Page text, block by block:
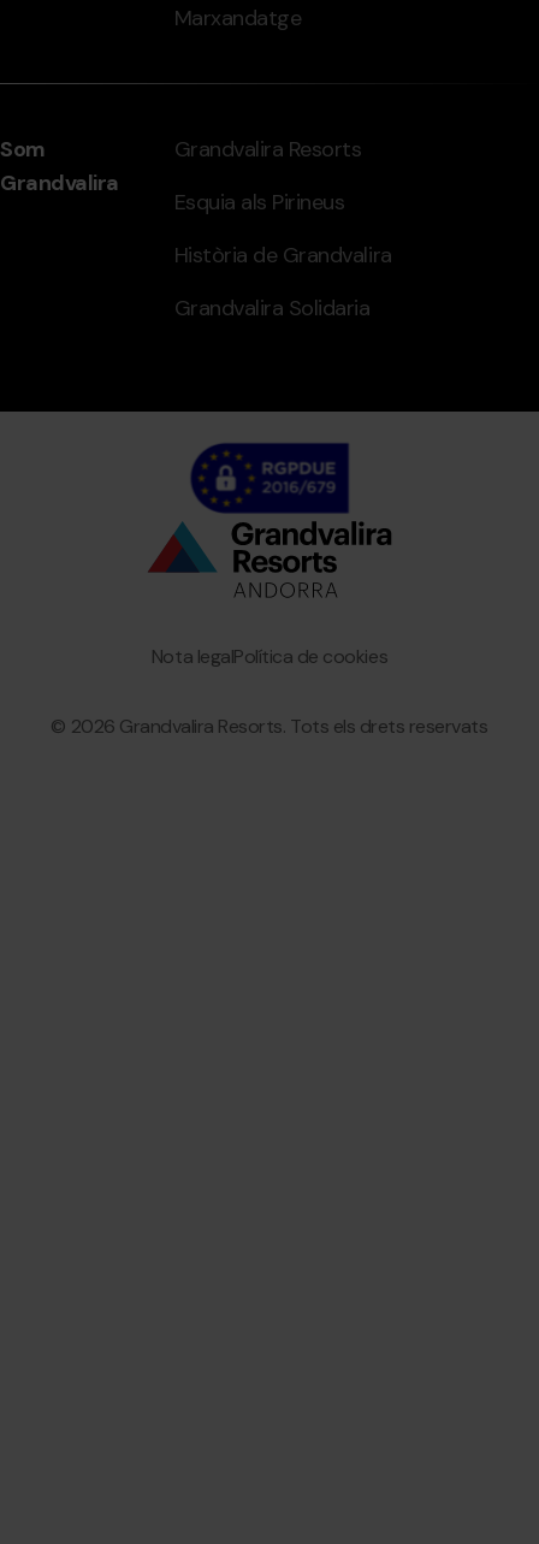
Marxandatge
Som
Grandvalira
Grandvalira Resorts
Esquia als Pirineus
Història de Grandvalira
Grandvalira Solidaria
© 2026 Grandvalira Resorts. Tots els drets reservats
GranvaliraPolítica de cookies
Nota legal